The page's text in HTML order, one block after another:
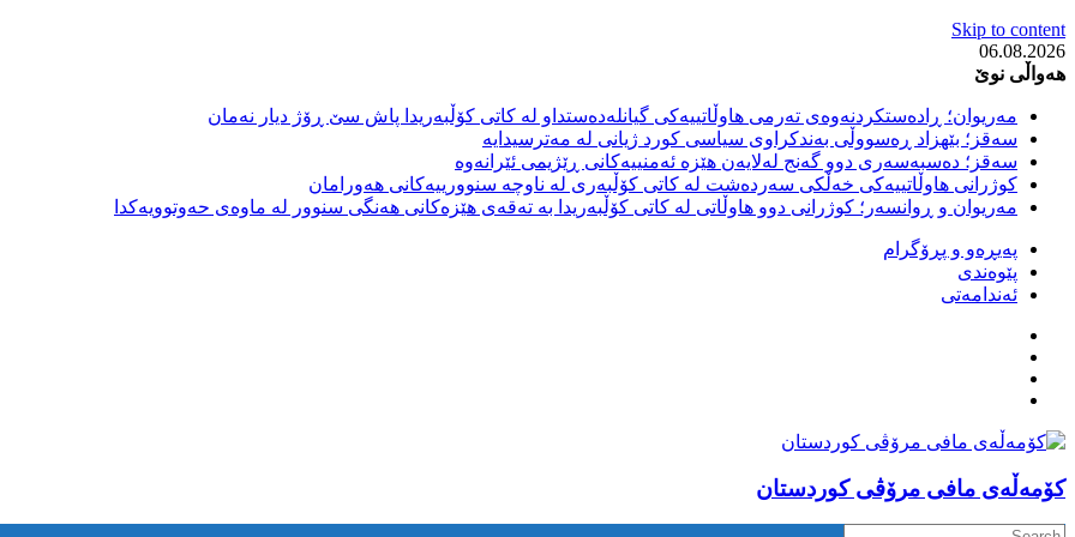
Skip to content
06.08.2026
هەواڵی نوێ
مەریوان؛ ڕادەستکردنەوەی تەرمی هاوڵاتییەکی گیانلەدەستداو لە کاتی کۆڵبەریدا پاش سێ ڕۆژ دیار نەمان
سەقز؛ بێهزاد ڕەسووڵی بەندکراوی سیاسی کورد ژیانی لە مەترسیدایە
سەقز؛ دەسبەسەری دوو گەنج لەلایەن هێزە ئەمنییەکانی ڕێژیمی ئێرانەوە
کوژرانی هاوڵاتییەکی خەڵکی سەردەشت لە کاتی کۆڵبەری لە ناوچە سنوورییەکانی هەورامان
مەریوان و ڕوانسەر؛ کوژرانی دوو هاوڵاتی لە کاتی کۆڵبەریدا بە تەقەی هێزەکانی هەنگی سنوور لە ماوەی حەوتوویەکدا
پەیڕەو و پڕۆگرام
پێوەندی
ئەندامەتی
كۆمه‌ڵه‌ی مافی مرۆڤی کوردستان